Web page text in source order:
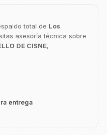
total de Los
asesoría técnica sobre
DE CISNE,
entrega
hoy con tu